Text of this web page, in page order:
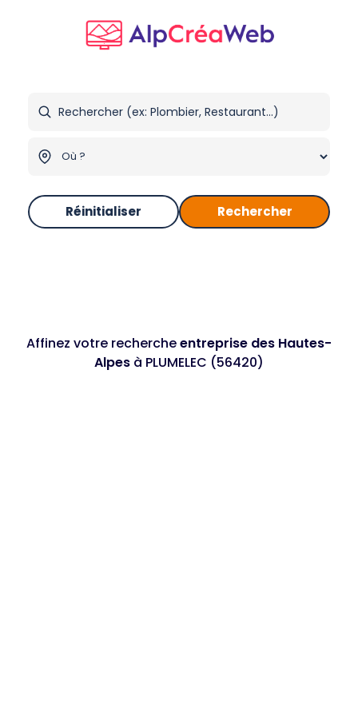
Réinitialiser Rechercher
Affinez votre rechercheentreprise des Hautes-
Alpes à PLUMELEC (56420)